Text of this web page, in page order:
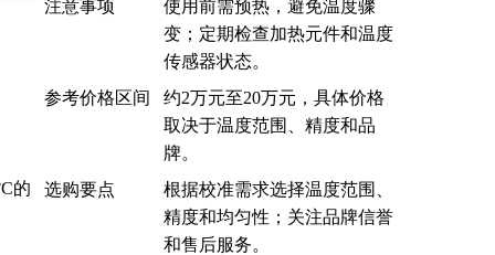
的
注意事项
使用前需预热，避免温度骤
变；定期检查加热元件和温度
传感器状态。
参考价格区间
约2万元至20万元，具体价格
取决于温度范围、精度和品
牌。
选购要点
根据校准需求选择温度范围、
精度和均匀性；关注品牌信誉
和售后服务。